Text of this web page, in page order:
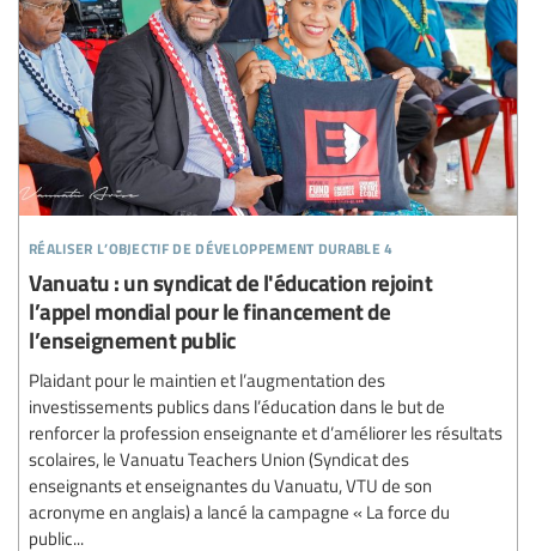
réaliser l’objectif de développement durable 4
Vanuatu : un syndicat de l'éducation rejoint
l’appel mondial pour le financement de
l’enseignement public
Plaidant pour le maintien et l’augmentation des
investissements publics dans l’éducation dans le but de
renforcer la profession enseignante et d’améliorer les résultats
scolaires, le Vanuatu Teachers Union (Syndicat des
enseignants et enseignantes du Vanuatu, VTU de son
acronyme en anglais) a lancé la campagne « La force du
public...